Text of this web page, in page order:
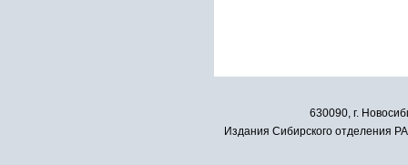
630090, г.
Издания Сибирского отделения